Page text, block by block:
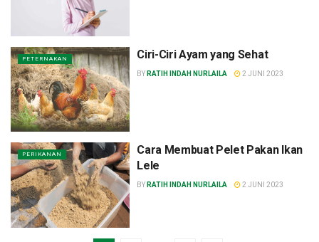
PETERNAKAN Ciri-Ciri Ayam yang Sehat
BY RATIH INDAH NURLAILA 2 JUNI 2023
PERIKANAN
Cara Membuat Pelet Pakan Ikan
Lele
BY RATIH INDAH NURLAILA 2 JUNI 2023